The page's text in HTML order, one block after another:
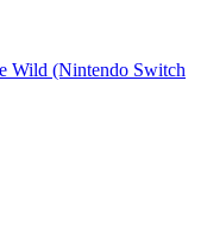
Wild (Nintendo Switch